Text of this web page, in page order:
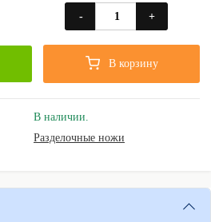
- +
В корзину
В наличии.
Разделочные ножи